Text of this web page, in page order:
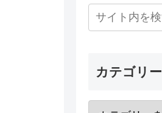
カテゴリー